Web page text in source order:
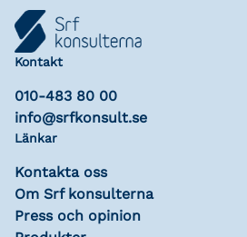
Kontakt
010-483 80 00
info@srfkonsult.se
Länkar
Kontakta oss
Om Srf konsulterna
Press och opinion